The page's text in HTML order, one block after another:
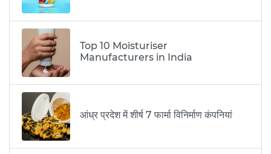
Top 10 Moisturiser
Manufacturers in India
आंध्र प्रदेश में शीर्ष 7 फार्मा विनिर्माण कंपनियां